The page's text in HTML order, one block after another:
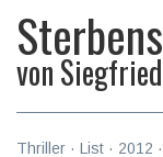
von
Thriller · List · 2012